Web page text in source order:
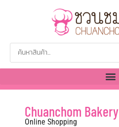
Chuanchom Bakery
Online Shopping